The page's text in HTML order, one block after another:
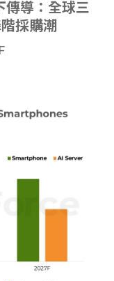
導：全球三
採購潮